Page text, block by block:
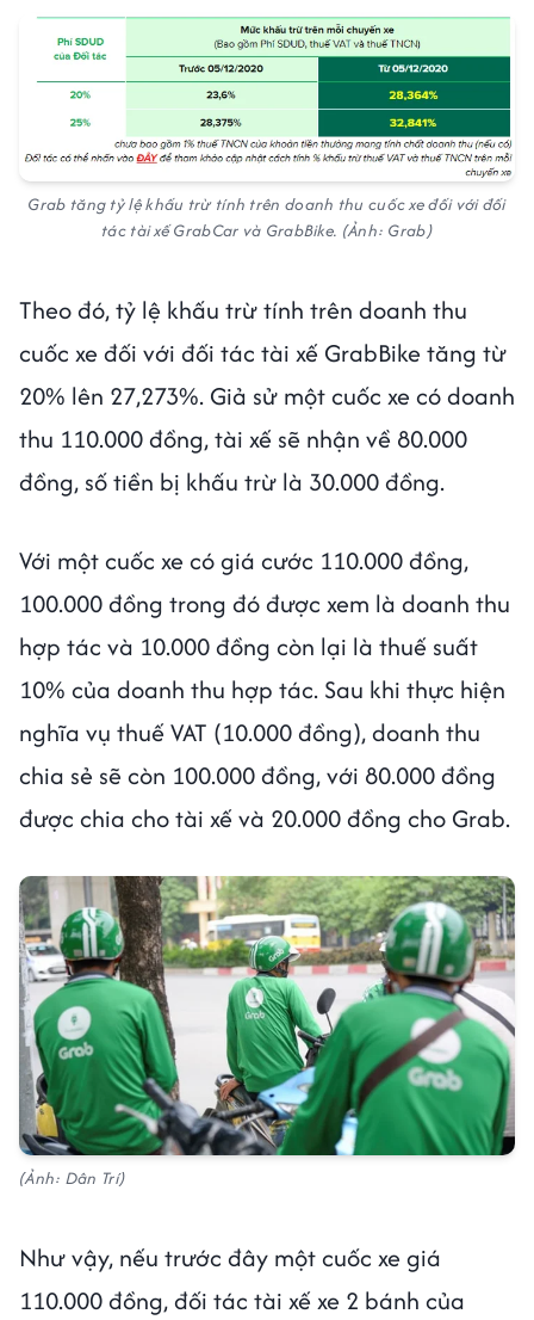
Grab tăng tỷ lệ khấu trừ tính trên doanh thu cuốc xe đối với đối
tác tài xế GrabCar và GrabBike. (Ảnh: Grab)
Theo đó, tỷ lệ khấu trừ tính trên doanh thu
cuốc xe đối với đối tác tài xế GrabBike tăng từ
20% lên 27,273%. Giả sử một cuốc xe có doanh
thu 110.000 đồng, tài xế sẽ nhận về 80.000
đồng, số tiền bị khấu trừ là 30.000 đồng.
Với một cuốc xe có giá cước 110.000 đồng,
100.000 đồng trong đó được xem là doanh thu
hợp tác và 10.000 đồng còn lại là thuế suất
10% của doanh thu hợp tác. Sau khi thực hiện
nghĩa vụ thuế VAT (10.000 đồng), doanh thu
chia sẻ sẽ còn 100.000 đồng, với 80.000 đồng
được chia cho tài xế và 20.000 đồng cho Grab.
(Ảnh: Dân Trí)
Như vậy, nếu trước đây một cuốc xe giá
110.000 đồng, đối tác tài xế xe 2 bánh của